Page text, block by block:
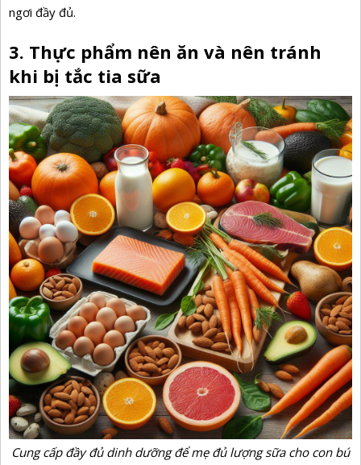
ngơi đầy đủ.
3. Thực phẩm nên ăn và nên tránh
khi bị tắc tia sữa
Cung cấp đầy đủ dinh dưỡng để mẹ đủ lượng sữa cho con bú